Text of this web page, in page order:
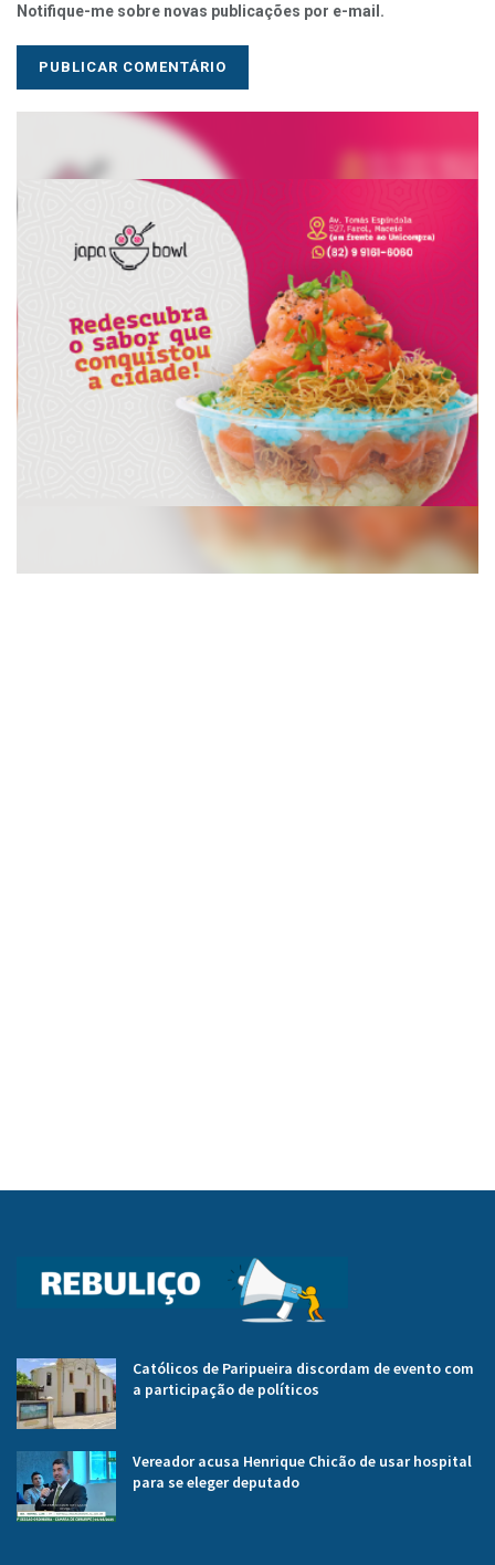
Notifique-me sobre novas publicações por e-mail.
Católicos de Paripueira discordam de evento com
a participação de políticos
Vereador acusa Henrique Chicão de usar hospital
para se eleger deputado